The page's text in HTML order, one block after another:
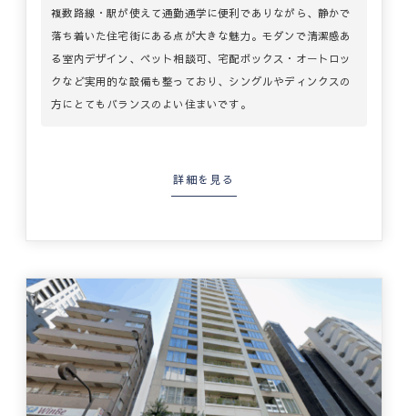
複数路線・駅が使えて通勤通学に便利でありながら、静かで
落ち着いた住宅街にある点が大きな魅力。モダンで清潔感あ
る室内デザイン、ペット相談可、宅配ボックス・オートロッ
クなど実用的な設備も整っており、シングルやディンクスの
方にとてもバランスのよい住まいです。
詳細を見る